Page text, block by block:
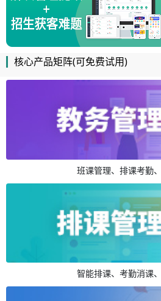
核心产品矩阵(可免费试用)
班课管理、排课考勤
智能排课、考勤消课